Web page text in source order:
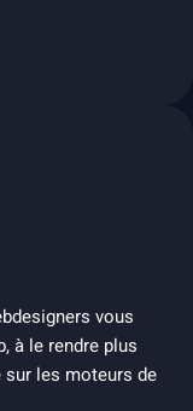
vous
à le rendre plus
les moteurs de